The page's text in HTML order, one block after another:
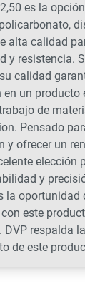
es la
alta calidad
y resistencia.
calidad
en un producto
de
Pensado
y ofrecer un
elección
y
la oportunidad
este
DVP respalda
de este